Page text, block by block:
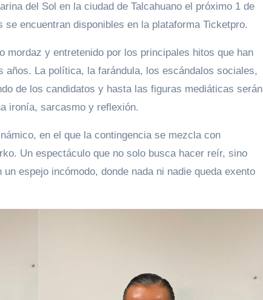
del Sol en la ciudad de Talcahuano el próximo 1 de
encuentran disponibles en la plataforma Ticketpro.
mordaz y entretenido por los principales hitos que han
años. La política, la farándula, los escándalos sociales,
de los candidatos y hasta las figuras mediáticas serán
ironía, sarcasmo y reflexión.
en el que la contingencia se mezcla con
Un espectáculo que no solo busca hacer reír, sino
espejo incómodo, donde nada ni nadie queda exento